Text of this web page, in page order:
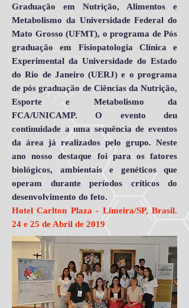
Graduação em Nutrição, Alimentos e
Metabolismo da Universidade Federal do
Mato Grosso (UFMT), o programa de Pós
graduação em Fisiopatologia Clínica e
Experimental da Universidade do Estado
do Rio de Janeiro (UERJ) e o programa
de pós graduação de Ciências da Nutrição,
Esporte e Metabolismo da
FCA/UNICAMP. O evento deu
continuidade a uma sequência de eventos
da área já realizados pelo grupo. Neste
ano nosso destaque foi para os fatores
biológicos, ambientais e genéticos que
operam durante períodos críticos do
desenvolvimento do feto.
Hotel Carlton Plaza - Limeira/SP, Brasil.
24 e 25 de Abril de 2019